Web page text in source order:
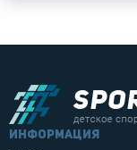
информация